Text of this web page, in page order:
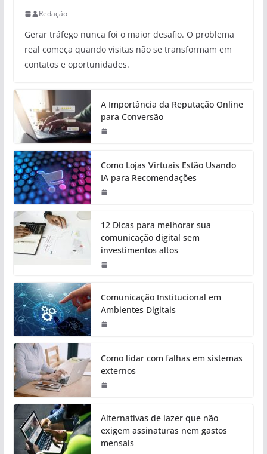
Redação
Gerar tráfego nunca foi o maior desafio. O problema
real começa quando visitas não se transformam em
contatos e oportunidades.
A Importância da Reputação Online
para Conversão
Como Lojas Virtuais Estão Usando
IA para Recomendações
12 Dicas para melhorar sua
comunicação digital sem
investimentos altos
Comunicação Institucional em
Ambientes Digitais
Como lidar com falhas em sistemas
externos
Alternativas de lazer que não
exigem assinaturas nem gastos
mensais